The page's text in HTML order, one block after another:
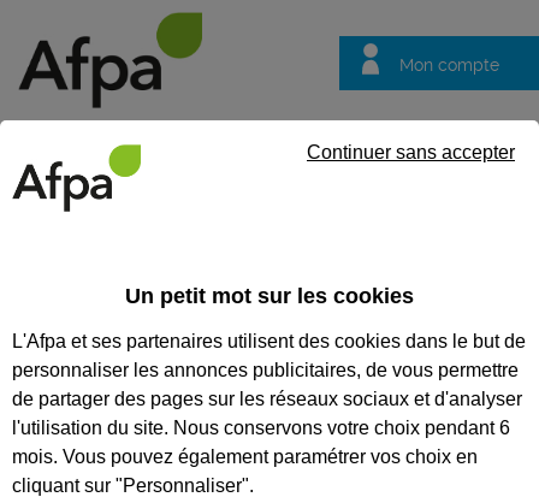
Mon compte
questions
Conducteur,
conductrice de
travaux
aménagement-
finitions
Un petit mot sur les cookies
L'Afpa et ses partenaires utilisent des cookies dans le but de
personnaliser les annonces publicitaires, de vous permettre
de partager des pages sur les réseaux sociaux et d'analyser
l'utilisation du site. Nous conservons votre choix pendant 6
mois. Vous pouvez également paramétrer vos choix en
cliquant sur "Personnaliser".
Continuer sans accepter